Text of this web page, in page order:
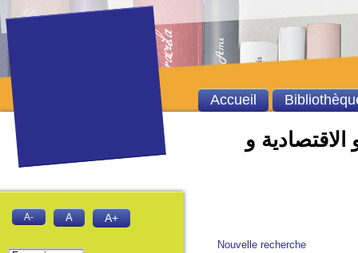
الاقتصادية و
Nouvelle recherche
Accueil
A- A A+